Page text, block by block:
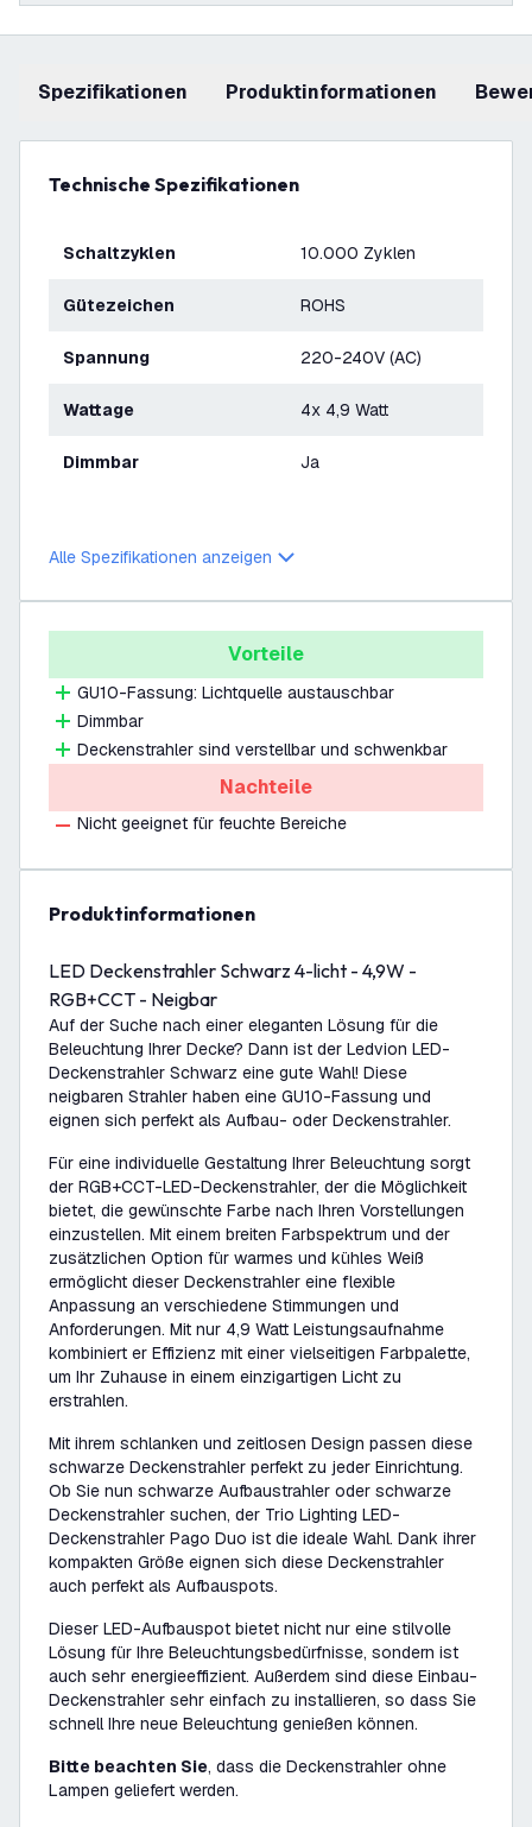
Spezifikationen Produktinformationen
Technische Spezifikationen
Schaltzyklen 10.000 Zyklen
Gütezeichen ROHS
Spannung 220-240V (AC)
Wattage 4x 4,9 Watt
Dimmbar Ja
Alle Spezifikationen anzeigen
Vorteile
GU10-Fassung: Lichtquelle austauschbar
Dimmbar
Deckenstrahler sind verstellbar und schwenkbar
Nachteile
Nicht geeignet für feuchte Bereiche
Produktinformationen
LED Deckenstrahler Schwarz 4-licht - 4,9W -
RGB+CCT - Neigbar
Auf der Suche nach einer eleganten Lösung für die
Beleuchtung Ihrer Decke? Dann ist der Ledvion LED-
Deckenstrahler Schwarz eine gute Wahl! Diese
neigbaren Strahler haben eine GU10-Fassung und
eignen sich perfekt als Aufbau- oder Deckenstrahler.
Für eine individuelle Gestaltung Ihrer Beleuchtung sorgt
der RGB+CCT-LED-Deckenstrahler, der die Möglichkeit
bietet, die gewünschte Farbe nach Ihren Vorstellungen
einzustellen. Mit einem breiten Farbspektrum und der
zusätzlichen Option für warmes und kühles Weiß
ermöglicht dieser Deckenstrahler eine flexible
Anpassung an verschiedene Stimmungen und
Anforderungen. Mit nur 4,9 Watt Leistungsaufnahme
kombiniert er Effizienz mit einer vielseitigen Farbpalette,
um Ihr Zuhause in einem einzigartigen Licht zu
erstrahlen.
Mit ihrem schlanken und zeitlosen Design passen diese
schwarze Deckenstrahler perfekt zu jeder Einrichtung.
Ob Sie nun schwarze Aufbaustrahler oder schwarze
Deckenstrahler suchen, der Trio Lighting LED-
Deckenstrahler Pago Duo ist die ideale Wahl. Dank ihrer
kompakten Größe eignen sich diese Deckenstrahler
auch perfekt als Aufbauspots.
Dieser LED-Aufbauspot bietet nicht nur eine stilvolle
Lösung für Ihre Beleuchtungsbedürfnisse, sondern ist
auch sehr energieeffizient. Außerdem sind diese Einbau-
Deckenstrahler sehr einfach zu installieren, so dass Sie
schnell Ihre neue Beleuchtung genießen können.
Bitte beachten Sie, dass die Deckenstrahler ohne
Lampen geliefert werden.